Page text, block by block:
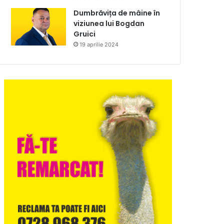
Dumbrăvița de mâine în
viziunea lui Bogdan
Gruici
19 aprilie 2024